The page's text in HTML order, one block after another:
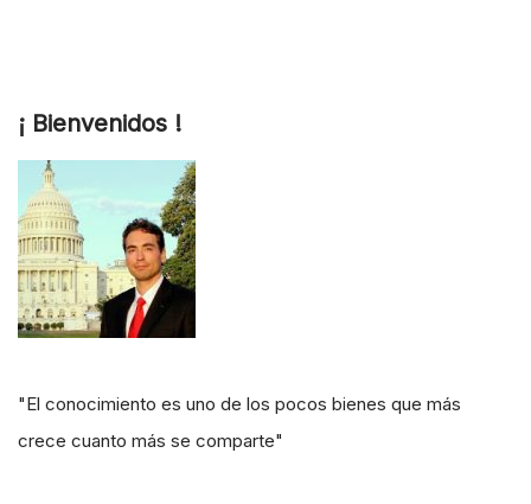
¡ Bienvenidos !
"El conocimiento es uno de los pocos bienes que más
crece cuanto más se comparte"